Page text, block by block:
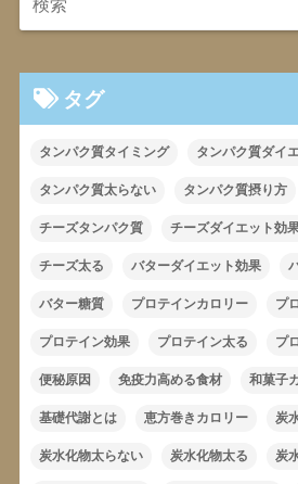
タグ
タンパク質タイミング タンパク質ダイ
タンパク質太らない タンパク質摂り方
チーズタンパク質 チーズダイエット効
チーズ太る バターダイエット効果
バター糖質 プロテインカロリー プ
プロテイン効果 プロテイン太る プ
便秘原因 免疫力高める食材 和菓子
基礎代謝とは 恵方巻きカロリー 炭
炭水化物太らない 炭水化物太る 炭